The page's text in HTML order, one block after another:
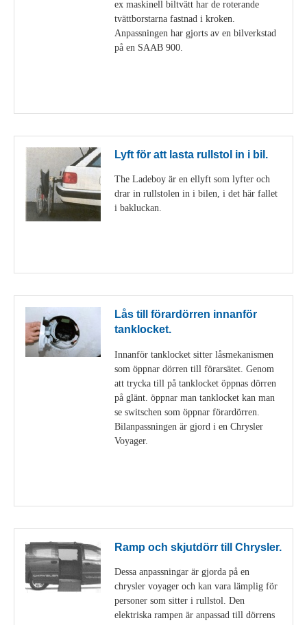
ex maskinell biltvätt har de roterande
tvättborstarna fastnad i kroken.
Anpassningen har gjorts av en bilverkstad
på en SAAB 900.
Lyft för att lasta rullstol in i bil.
The Ladeboy är en ellyft som lyfter och
drar in rullstolen in i bilen, i det här fallet
i bakluckan.
Lås till förardörren innanför
tanklocket.
Innanför tanklocket sitter låsmekanismen
som öppnar dörren till förarsätet. Genom
att trycka till på tanklocket öppnas dörren
på glänt. öppnar man tanklocket kan man
se switschen som öppnar förardörren.
Bilanpassningen är gjord i en Chrysler
Voyager.
Ramp och skjutdörr till Chrysler.
Dessa anpassningar är gjorda på en
chrysler voyager och kan vara lämplig för
personer som sitter i rullstol. Den
elektriska rampen är anpassad till dörrens